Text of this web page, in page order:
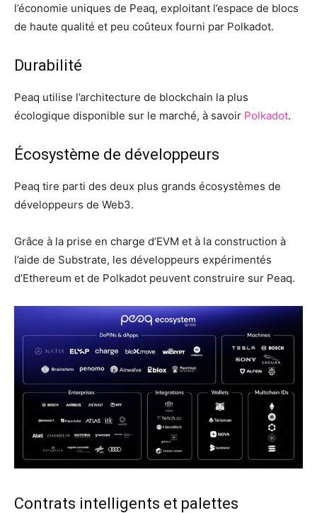
l’économie uniques de Peaq, exploitant l’espace de blocs
de haute qualité et peu coûteux fourni par Polkadot.
Durabilité
Peaq utilise l’architecture de blockchain la plus
écologique disponible sur le marché, à savoir Polkadot.
Écosystème de développeurs
Peaq tire parti des deux plus grands écosystèmes de
développeurs de Web3.
Grâce à la prise en charge d’EVM et à la construction à
l’aide de Substrate, les développeurs expérimentés
d’Ethereum et de Polkadot peuvent construire sur Peaq.
Contrats intelligents et palettes